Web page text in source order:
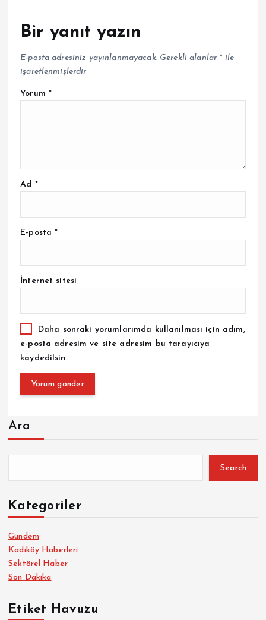
Bir yanıt yazın
E-posta adresiniz yayınlanmayacak. Gerekli alanlar *ile
işaretlenmişlerdir
Yorum *
Ad *
E-posta*
İnternet sitesi
Daha sonraki yorumlarımda kullanılması için adım,
e-posta adresim ve site adresim bu tarayıcıya
kaydedilsin.
Ara
Search
Kategoriler
Gündem
Kadıköy Haberleri
Sektörel Haber
Son Dakika
Etiket Havuzu